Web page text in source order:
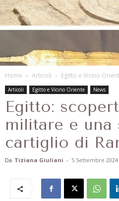
Home Articoli Egitto e Vicino
Articoli Egitto e Vicino Oriente News
Egitto:
militare e una
cartiglio di
Da Tiziana Giuliani - 5 Settembre 2024